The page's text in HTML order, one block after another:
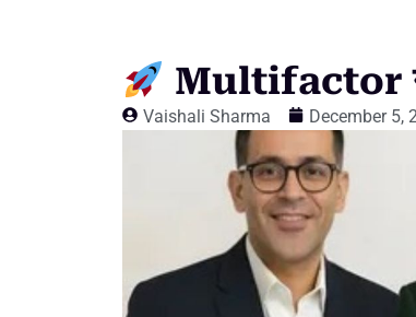
Multifactor ने
Vaishali Sharma December 5,